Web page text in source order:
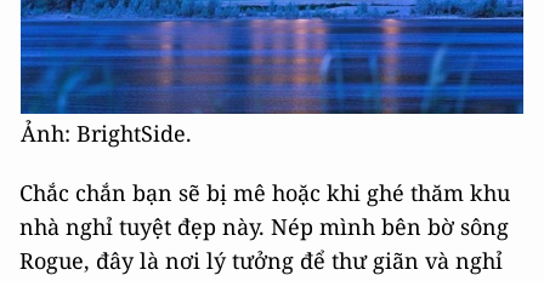
Ảnh: BrightSide.
Chắc chắn bạn sẽ bị mê hoặc khi ghé thăm khu
nhà nghỉ tuyệt đẹp này. Nép mình bên bờ sông
Rogue, đây là nơi lý tưởng để thư giãn và nghỉ